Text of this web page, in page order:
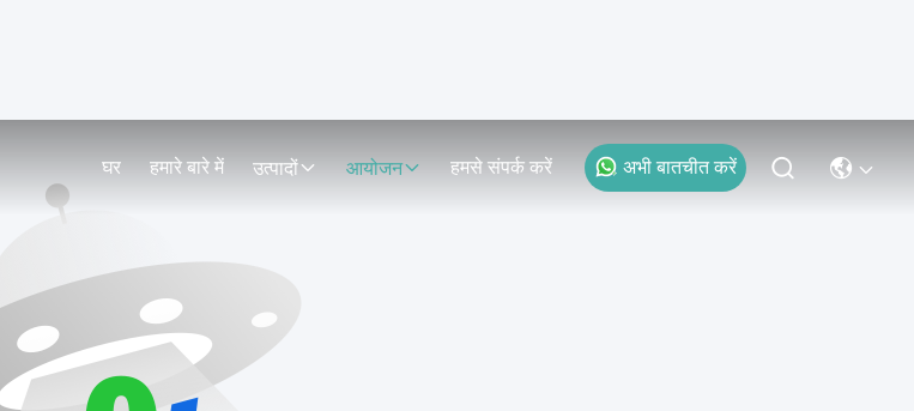
घर हमारे बारे में उत्पादों आयोजन हमसे संपर्क करें अभी बातचीत करें